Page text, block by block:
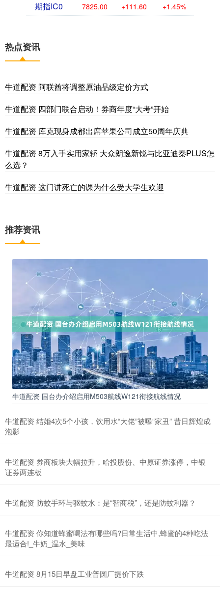
期指IC0 7825.00 +111.60 +1.45%
热点资讯
牛道配资 阿联酋将调整原油品级定价方式
牛道配资 四部门联合启动！券商年度“大考”开始
牛道配资 库克现身成都出席苹果公司成立50周年庆典
牛道配资 8万入手实用家轿 大众朗逸新锐与比亚迪秦PLUS怎
么选？
牛道配资 这门讲死亡的课为什么受大学生欢迎
推荐资讯
牛道配资 国台办介绍启用M503航线W121衔接航线情况
牛道配资 结婚4次5个小孩，饮用水“大佬”被曝“家丑” 昔日辉煌成
泡影
牛道配资 券商板块大幅拉升，哈投股份、中原证券涨停，中银
证券两连板
牛道配资 防蚊手环与驱蚊水：是“智商税”，还是防蚊利器？
牛道配资 你知道蜂蜜喝法有哪些吗?日常生活中,蜂蜜的4种吃法
最适合!_牛奶_温水_美味
牛道配资 8月15日早盘工业普圆厂提价下跌